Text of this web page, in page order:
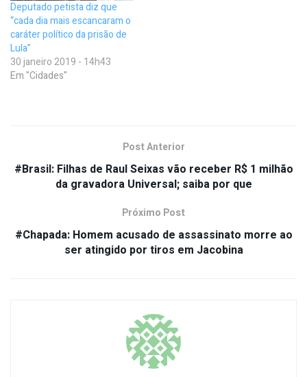
Deputado petista diz que
“cada dia mais escancaram o
caráter político da prisão de
Lula”
30 janeiro 2019 - 14h43
Em "Cidades"
Post Anterior
#Brasil: Filhas de Raul Seixas vão receber R$ 1 milhão
da gravadora Universal; saiba por que
Próximo Post
#Chapada: Homem acusado de assassinato morre ao
ser atingido por tiros em Jacobina